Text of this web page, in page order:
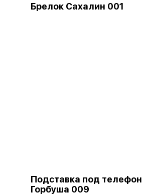
Брелок Сахалин 001
Подставка под телефон
Горбуша 009